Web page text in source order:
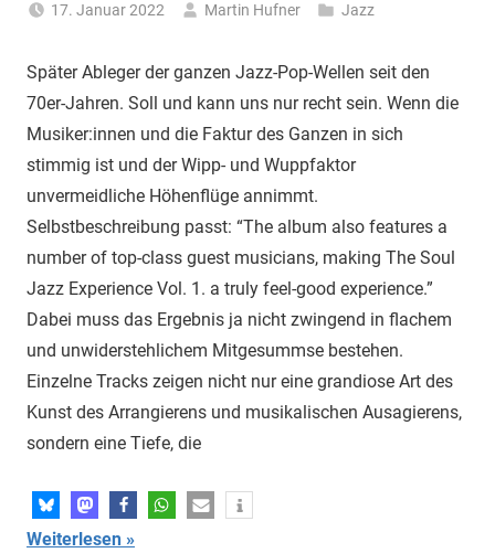
17. Januar 2022 Martin Hufner Jazz
Später Ableger der ganzen Jazz-Pop-Wellen seit den
70er-Jahren. Soll und kann uns nur recht sein. Wenn die
Musiker:innen und die Faktur des Ganzen in sich
stimmig ist und der Wipp- und Wuppfaktor
unvermeidliche Höhenflüge annimmt.
Selbstbeschreibung passt: “The album also features a
number of top-class guest musicians, making The Soul
Jazz Experience Vol. 1. a truly feel-good experience.”
Dabei muss das Ergebnis ja nicht zwingend in flachem
und unwiderstehlichem Mitgesummse bestehen.
Einzelne Tracks zeigen nicht nur eine grandiose Art des
Kunst des Arrangierens und musikalischen Ausagierens,
sondern eine Tiefe, die
Weiterlesen